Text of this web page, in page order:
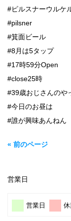
#ピルスナーウルケ
#pilsner
#箕面ビール
#8月は5タップ
#17時59分Open
#close25時
#39歳おじさんのや
#今日のお昼は
#誰が興味あんねん
« 前のページ
営業日
営業日 休